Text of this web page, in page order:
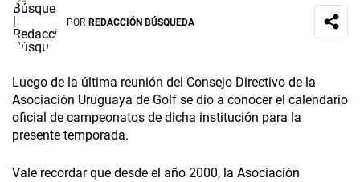
POR REDACCIÓN BÚSQUEDA
Luego de la última reunión del Consejo Directivo de la
Asociación Uruguaya de Golf se dio a conocer el calendario
oficial de campeonatos de dicha institución para la
presente temporada.
Vale recordar que desde el año 2000, la Asociación